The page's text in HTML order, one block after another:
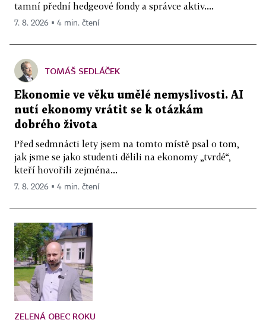
tamní přední hedgeové fondy a správce aktiv....
7. 8. 2026 ▪ 4 min. čtení
TOMÁŠ SEDLÁČEK
Ekonomie ve věku umělé nemyslivosti. AI
nutí ekonomy vrátit se k otázkám
dobrého života
Před sedmnácti lety jsem na tomto místě psal o tom,
jak jsme se jako studenti dělili na ekonomy „tvrdé“,
kteří hovořili zejména...
7. 8. 2026 ▪ 4 min. čtení
ZELENÁ OBEC ROKU